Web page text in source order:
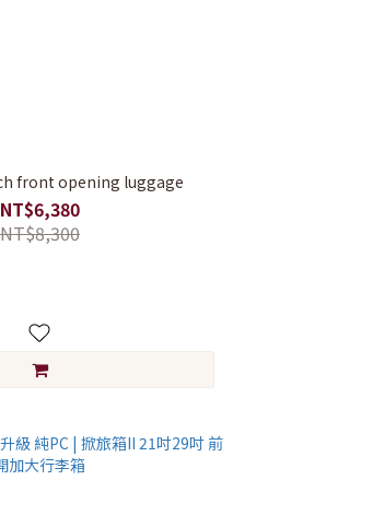
front opening luggage
NT$6,380
NT$8,300